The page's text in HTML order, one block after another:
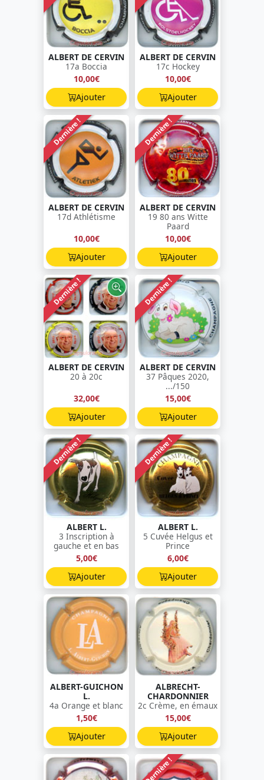
ALBERT DE CERVIN
17a Boccia
10,00€
Ajouter
ALBERT DE CERVIN
17c Hockey
10,00€
Ajouter
Dernière !
ALBERT DE CERVIN
17d Athlétisme
10,00€
Ajouter
Dernière !
ALBERT DE CERVIN
19 80 ans Witte
Paard
10,00€
Ajouter
Dernière !
ALBERT DE CERVIN
20 à 20c
32,00€
Ajouter
Dernière !
ALBERT DE CERVIN
37 Pâques 2020,
.../150
15,00€
Ajouter
Dernière !
ALBERT L.
3 Inscription à
gauche et en bas
5,00€
Ajouter
Dernière !
ALBERT L.
5 Cuvée Helgus et
Prince
6,00€
Ajouter
ALBERT-GUICHON
L.
4a Orange et blanc
1,50€
Ajouter
ALBRECHT-
CHARDONNIER
2c Crème, en émaux
15,00€
Ajouter
Dernière !